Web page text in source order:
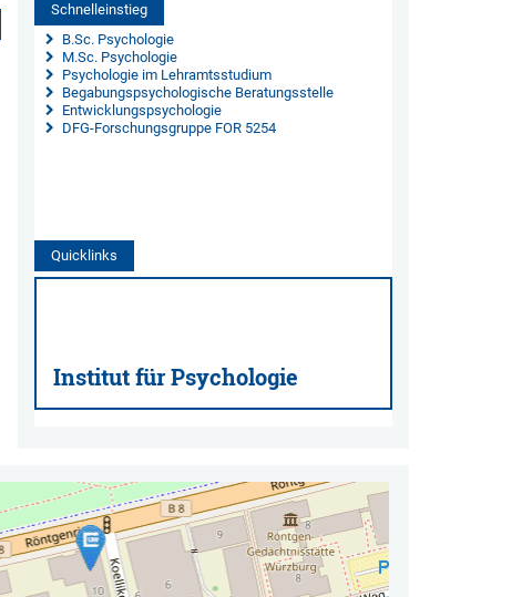
Schnelleinstieg
B.Sc. Psychologie
M.Sc. Psychologie
Psychologie im Lehramtsstudium
Begabungspsychologische Beratungsstelle
Entwicklungspsychologie
DFG-Forschungsgruppe FOR 5254
Quicklinks
Institut für Psychologie